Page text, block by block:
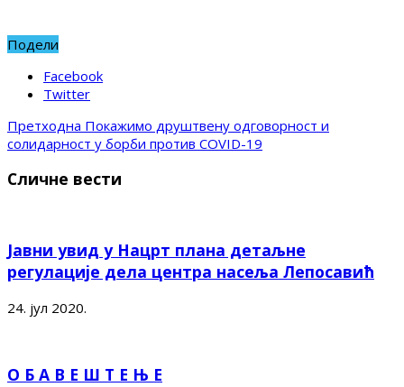
Подели
Facebook
Twitter
Претходна Покажимо друштвену одговорност и
солидарност у борби против COVID-19
Сличне вести
Јавни увид у Нацрт плана детаљне
регулације дела центра насеља Лепосавић
24. јул 2020.
О Б А В Е Ш Т Е Њ Е